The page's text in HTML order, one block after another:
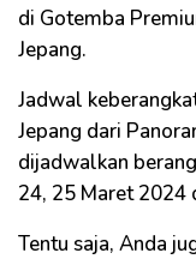
di Gotemba
Jepang.
Jadwal
Jepang dari
dijadwalkan
24, 25 Maret 2024
Tentu saja, Anda